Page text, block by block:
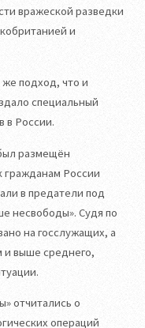
вражеской разведки
и
подход, что и
специальный
в России.
размещён
гражданам России
в предатели под
несвободы». Судя по
на госслужащих, а
и выше среднего,
отчитались о
операций